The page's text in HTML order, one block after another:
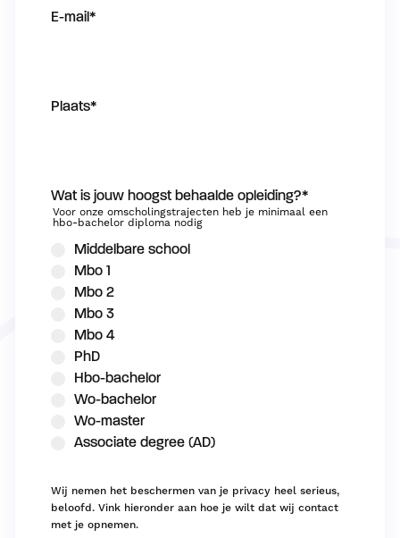
E-mail*
Plaats*
Wat is jouw hoogst behaalde opleiding?*
Voor onze omscholingstrajecten heb je minimaal een
hbo-bachelor diploma nodig
Middelbare school
Mbo 1
Mbo 2
Mbo 3
Mbo 4
PhD
Hbo-bachelor
Wo-bachelor
Wo-master
Associate degree (AD)
Wij nemen het beschermen van je privacy heel serieus,
beloofd. Vink hieronder aan hoe je wilt dat wij contact
met je opnemen.